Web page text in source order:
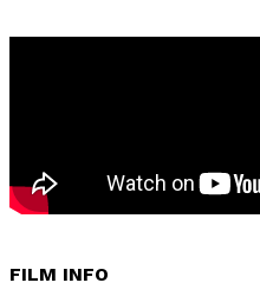
FILM INFO